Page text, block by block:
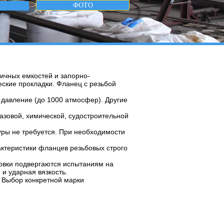
ФОТО
емкостей и запорно-
прокладки. Фланец с резьбой
(до 1000 атмосфер). Другие
химической, судостроительной
не требуется. При необходимости
фланцев резьбовых строго
подвергаются испытаниям на
ударная вязкость.
конкретной марки